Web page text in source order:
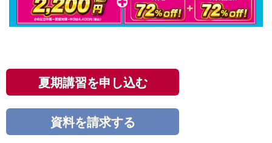
夏期講習を申し込む
資料を請求する